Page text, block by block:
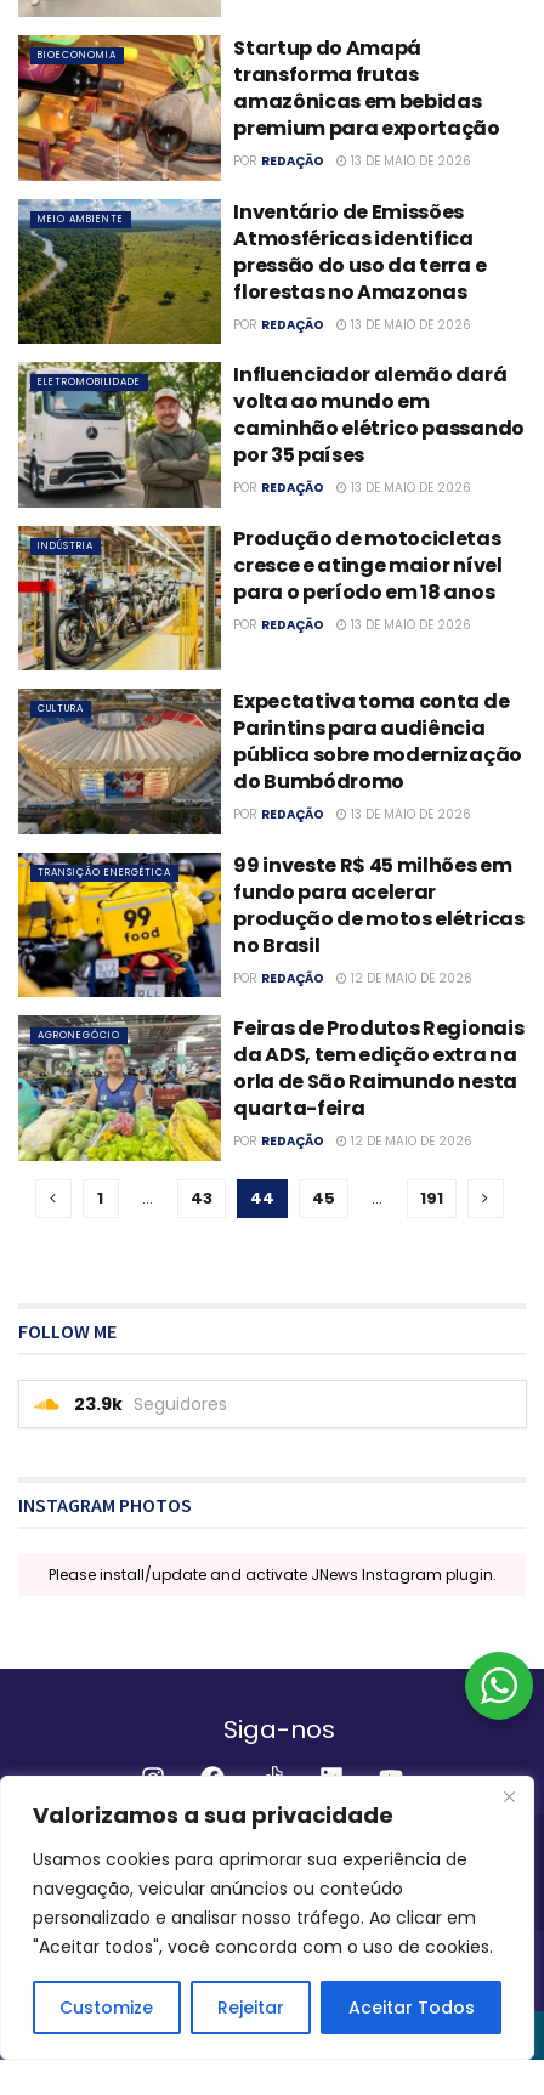
Valorizamos a sua privacidade
Usamos cookies para aprimorar sua experiência de
navegação, veicular anúncios ou conteúdo
personalizado e analisar nosso tráfego. Ao clicar em
"Aceitar todos", você concorda com o uso de cookies.
Customize Rejeitar Aceitar Todos
BIOECONOMIA
Startup do Amapá
transforma frutas
amazônicas em bebidas
premium para exportação
POR REDAÇÃO 13 DE MAIO DE 2026
MEIO AMBIENTE
Inventário de Emissões
Atmosféricas identifica
pressão do uso da terra e
florestas no Amazonas
POR REDAÇÃO 13 DE MAIO DE 2026
ELETROMOBILIDADE
Influenciador alemão dará
volta ao mundo em
caminhão elétrico passando
por 35 países
POR REDAÇÃO 13 DE MAIO DE 2026
INDÚSTRIA
Produção de motocicletas
cresce e atinge maior nível
para o período em 18 anos
POR REDAÇÃO 13 DE MAIO DE 2026
CULTURA
Expectativa toma conta de
Parintins para audiência
pública sobre modernização
do Bumbódromo
POR REDAÇÃO 13 DE MAIO DE 2026
TRANSIÇÃO ENERGÉTICA
99 investe R$ 45 milhões em
fundo para acelerar
produção de motos elétricas
no Brasil
POR REDAÇÃO 12 DE MAIO DE 2026
AGRONEGÓCIO
Feiras de Produtos Regionais
da ADS, tem edição extra na
orla de São Raimundo nesta
quarta-feira
POR REDAÇÃO 12 DE MAIO DE 2026
1 … 43 44 45 … 191
FOLLOW ME
23.9k Seguidores
INSTAGRAM PHOTOS
Please install/update and activate JNews Instagram plugin.
Siga-nos
Institucional
QUEM SOMOS FALE CONOSCO
INVEST AMAZÔNIA BRASIL
COPYRIGHT 2024 - 2026